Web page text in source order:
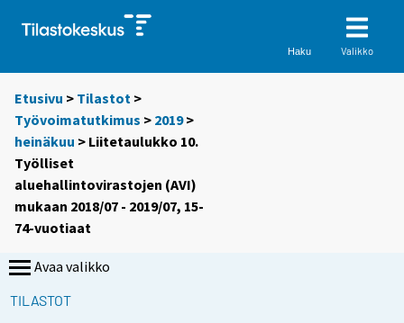
Haku Valikko
Etusivu > Tilastot >
Työvoimatutkimus > 2019>
heinäkuu > Liitetaulukko 10.
Työlliset
aluehallintovirastojen (AVI)
mukaan 2018/07 - 2019/07, 15-
74-vuotiaat
Avaa valikko
TILASTOT